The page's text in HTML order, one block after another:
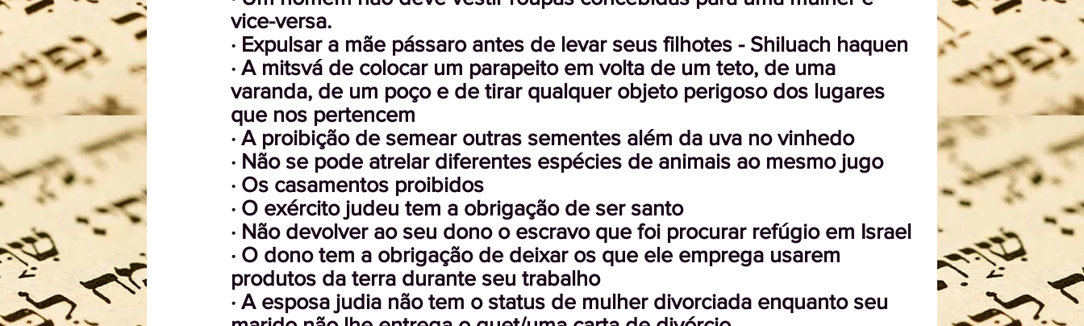
vice-versa.
· Expulsar a mãe pássaro antes de levar seus filhotes - Shiluach haquen
· A mitsvá de colocar um parapeito em volta de um teto, de uma
varanda, de um poço e de tirar qualquer objeto perigoso dos lugares
que nos pertencem
· A proibição de semear outras sementes além da uva no vinhedo
· Não se pode atrelar diferentes espécies de animais ao mesmo jugo
· Os casamentos proibidos
· O exército judeu tem a obrigação de ser santo
· Não devolver ao seu dono o escravo que foi procurar refúgio em Israel
· O dono tem a obrigação de deixar os que ele emprega usarem
produtos da terra durante seu trabalho
· A esposa judia não tem o status de mulher divorciada enquanto seu